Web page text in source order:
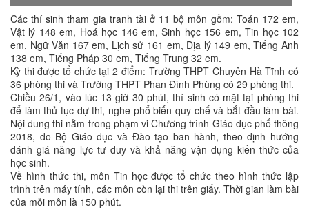
Các thí sinh tham gia tranh tài ở 11 bộ môn gồm: Toán 172 em,
Vật lý 148 em, Hoá học 146 em, Sinh học 156 em, Tin học 102
em, Ngữ Văn 167 em, Lịch sử 161 em, Địa lý 149 em, Tiếng Anh
138 em, Tiếng Pháp 30 em, Tiếng Trung 32 em.
Kỳ thi được tổ chức tại 2 điểm: Trường THPT Chuyên Hà Tĩnh có
36 phòng thi và Trường THPT Phan Đình Phùng có 29 phòng thi.
Chiều 26/1, vào lúc 13 giờ 30 phút, thí sinh có mặt tại phòng thi
để làm thủ tục dự thi, nghe phổ biến quy chế và bắt đầu làm bài.
Nội dung thi nằm trong phạm vi Chương trình Giáo dục phổ thông
2018, do Bộ Giáo dục và Đào tạo ban hành, theo định hướng
đánh giá năng lực tư duy và khả năng vận dụng kiến thức của
học sinh.
Về hình thức thi, môn Tin học được tổ chức theo hình thức lập
trình trên máy tính, các môn còn lại thi trên giấy. Thời gian làm bài
của mỗi môn là 150 phút.